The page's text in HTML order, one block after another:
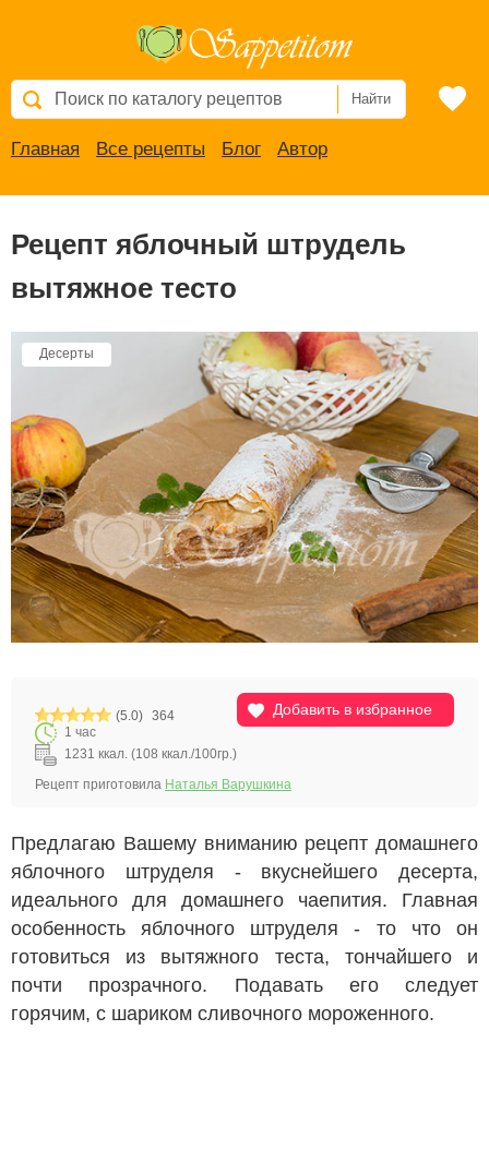
Найти
Главная Все рецепты Блог Автор
Рецепт яблочный штрудель
вытяжное тесто
Десерты
Добавить в избранное
(5.0) 364
1 час
1231 ккал. (108 ккал./100гр.)
Рецепт приготовила Наталья Варушкина
Предлагаю Вашему вниманию рецепт домашнего
яблочного штруделя - вкуснейшего десерта,
идеального для домашнего чаепития. Главная
особенность яблочного штруделя - то что он
готовиться из вытяжного теста, тончайшего и
почти прозрачного. Подавать его следует
горячим, с шариком сливочного мороженного.